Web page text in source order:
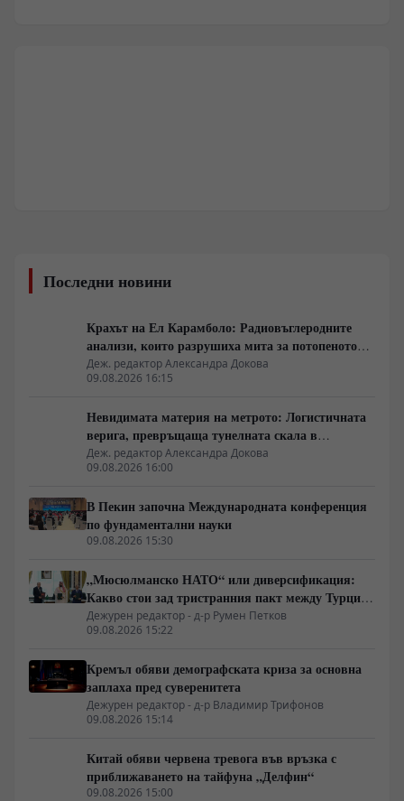
Последни новини
Крахът на Ел Карамболо: Радиовъглеродните
анализи, които разрушиха мита за потопеното
царство
Деж. редактор Александра Докова
09.08.2026 16:15
Невидимата материя на метрото: Логистичната
верига, превръщаща тунелната скала в
строителен ресурс
Деж. редактор Александра Докова
09.08.2026 16:00
В Пекин започна Международната конференция
по фундаментални науки
09.08.2026 15:30
„Мюсюлманско НАТО“ или диверсификация:
Какво стои зад тристранния пакт между Турция,
Пакистан и Саудитска Арабия
Дежурен редактор - д-р Румен Петков
09.08.2026 15:22
Кремъл обяви демографската криза за основна
заплаха пред суверенитета
Дежурен редактор - д-р Владимир Трифонов
09.08.2026 15:14
Китай обяви червена тревога във връзка с
приближаването на тайфуна „Делфин“
09.08.2026 15:00